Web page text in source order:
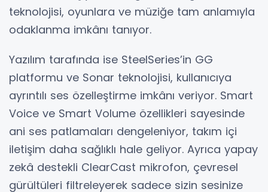
teknolojisi, oyunlara ve müziğe tam anlamıyla
odaklanma imkânı tanıyor.
Yazılım tarafında ise SteelSeries’in GG
platformu ve Sonar teknolojisi, kullanıcıya
ayrıntılı ses özelleştirme imkânı veriyor. Smart
Voice ve Smart Volume özellikleri sayesinde
ani ses patlamaları dengeleniyor, takım içi
iletişim daha sağlıklı hale geliyor. Ayrıca yapay
zekâ destekli ClearCast mikrofon, çevresel
gürültüleri filtreleyerek sadece sizin sesinize